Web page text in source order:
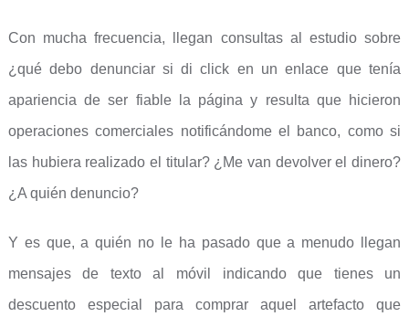
Con mucha frecuencia, llegan consultas al estudio sobre
¿qué debo denunciar si di click en un enlace que tenía
apariencia de ser fiable la página y resulta que hicieron
operaciones comerciales notificándome el banco, como si
las hubiera realizado el titular? ¿Me van devolver el dinero?
¿A quién denuncio?
Y es que, a quién no le ha pasado que a menudo llegan
mensajes de texto al móvil indicando que tienes un
descuento especial para comprar aquel artefacto que